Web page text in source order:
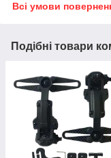
Всі умови
Подібні товари